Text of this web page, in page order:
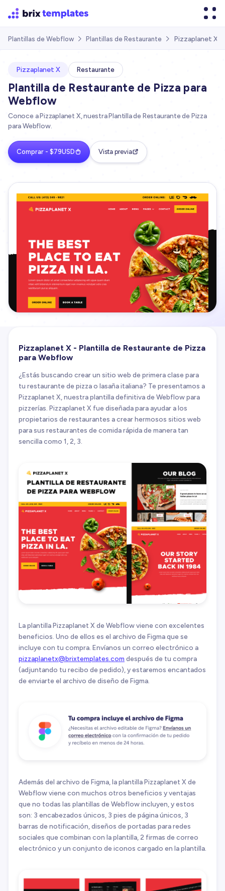
Plantillas de Webflow  Plantillas de Restaurante  Pizzaplanet X
Pizzaplanet X Restaurante
Plantilla de Restaurante de Pizza para
Webflow
Conoce a Pizzaplanet X, nuestra Plantilla de Restaurante de Pizza
para Webflow.
Comprar - $79USD Vista previa
Pizzaplanet X - Plantilla de Restaurante de Pizza
para Webflow
¿Estás buscando crear un sitio web de primera clase para
tu restaurante de pizza o lasaña italiana? Te presentamos a
Pizzaplanet X, nuestra plantilla definitiva de Webflow para
pizzerías. Pizzaplanet X fue diseñada para ayudar a los
propietarios de restaurantes a crear hermosos sitios web
para sus restaurantes de comida rápida de manera tan
sencilla como 1, 2, 3.
La plantilla Pizzaplanet X de Webflow viene con excelentes
beneficios. Uno de ellos es el archivo de Figma que se
incluye con tu compra. Envíanos un correo electrónico a
pizzaplanetx@brixtemplates.com después de tu compra
(adjuntando tu recibo de pedido), y estaremos encantados
de enviarte el archivo de diseño de Figma.
Además del archivo de Figma, la plantilla Pizzaplanet X de
Webflow viene con muchos otros beneficios y ventajas
que no todas las plantillas de Webflow incluyen, y estos
son: 3 encabezados únicos, 3 pies de página únicos, 3
barras de notificación, diseños de portadas para redes
sociales que combinan con la plantilla, 2 firmas de correo
electrónico y un conjunto de iconos cargado en la plantilla.